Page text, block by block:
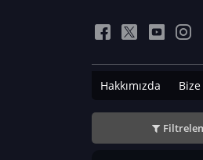
Hakkımızda